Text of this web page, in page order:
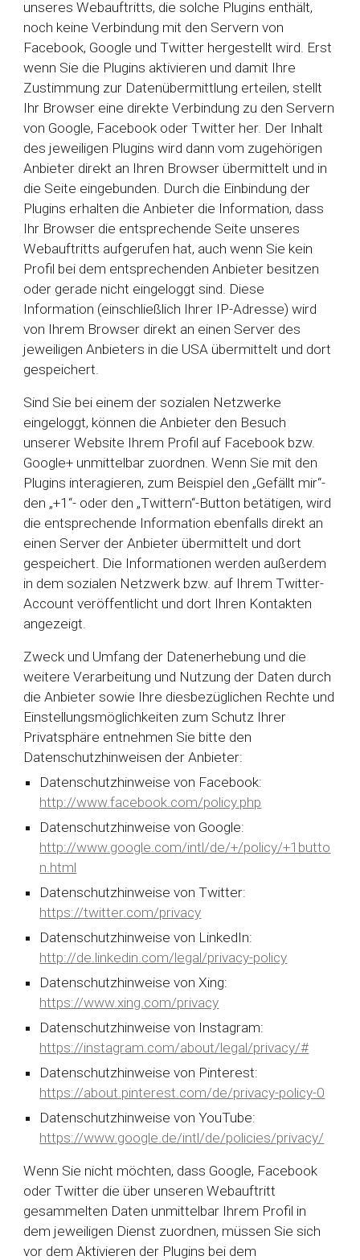
unseres Webauftritts, die solche Plugins enthält,
noch keine Verbindung mit den Servern von
Facebook, Google und Twitter hergestellt wird. Erst
wenn Sie die Plugins aktivieren und damit Ihre
Zustimmung zur Datenübermittlung erteilen, stellt
Ihr Browser eine direkte Verbindung zu den Servern
von Google, Facebook oder Twitter her. Der Inhalt
des jeweiligen Plugins wird dann vom zugehörigen
Anbieter direkt an Ihren Browser übermittelt und in
die Seite eingebunden. Durch die Einbindung der
Plugins erhalten die Anbieter die Information, dass
Ihr Browser die entsprechende Seite unseres
Webauftritts aufgerufen hat, auch wenn Sie kein
Profil bei dem entsprechenden Anbieter besitzen
oder gerade nicht eingeloggt sind. Diese
Information (einschließlich Ihrer IP-Adresse) wird
von Ihrem Browser direkt an einen Server des
jeweiligen Anbieters in die USA übermittelt und dort
gespeichert.
Sind Sie bei einem der sozialen Netzwerke
eingeloggt, können die Anbieter den Besuch
unserer Website Ihrem Profil auf Facebook bzw.
Google+ unmittelbar zuordnen. Wenn Sie mit den
Plugins interagieren, zum Beispiel den „Gefällt mir“-
den „+1“- oder den „Twittern“-Button betätigen, wird
die entsprechende Information ebenfalls direkt an
einen Server der Anbieter übermittelt und dort
gespeichert. Die Informationen werden außerdem
in dem sozialen Netzwerk bzw. auf Ihrem Twitter-
Account veröffentlicht und dort Ihren Kontakten
angezeigt.
Zweck und Umfang der Datenerhebung und die
weitere Verarbeitung und Nutzung der Daten durch
die Anbieter sowie Ihre diesbezüglichen Rechte und
Einstellungsmöglichkeiten zum Schutz Ihrer
Privatsphäre entnehmen Sie bitte den
Datenschutzhinweisen der Anbieter:
Datenschutzhinweise von Facebook:
http://www.facebook.com/policy.php
Datenschutzhinweise von Google:
http://www.google.com/intl/de/+/policy/+1butto
n.html
Datenschutzhinweise von Twitter:
https://twitter.com/privacy
Datenschutzhinweise von LinkedIn:
http://de.linkedin.com/legal/privacy-policy
Datenschutzhinweise von Xing:
https://www.xing.com/privacy
Datenschutzhinweise von Instagram:
https://instagram.com/about/legal/privacy/#
Datenschutzhinweise von Pinterest:
https://about.pinterest.com/de/privacy-policy-0
Datenschutzhinweise von YouTube:
https://www.google.de/intl/de/policies/privacy/
Wenn Sie nicht möchten, dass Google, Facebook
oder Twitter die über unseren Webauftritt
gesammelten Daten unmittelbar Ihrem Profil in
dem jeweiligen Dienst zuordnen, müssen Sie sich
vor dem Aktivieren der Plugins bei dem